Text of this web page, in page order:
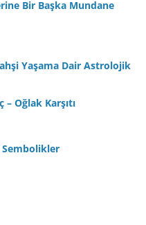
Bir Başka Mundane
Yaşama Dair Astrolojik
– Oğlak Karşıtı
Sembolikler